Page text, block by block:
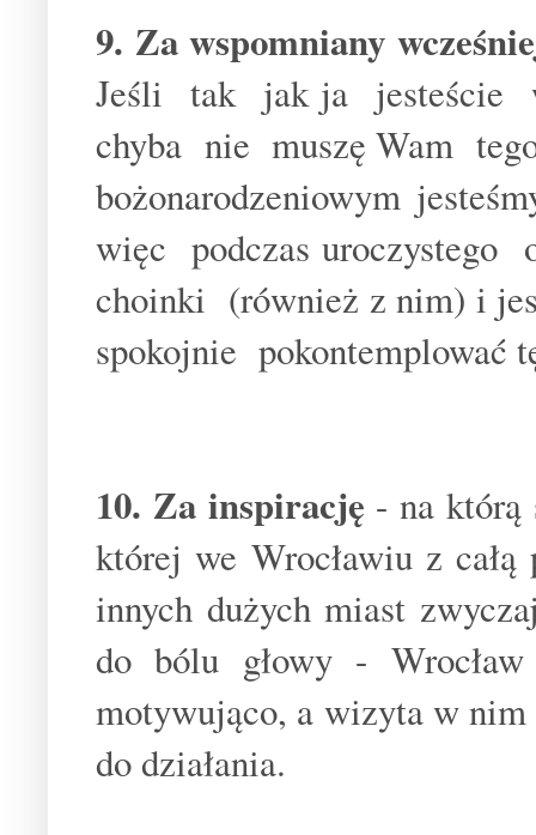
9. Za wspomniany
Jeśli tak jak ja jesteście
chyba nie muszę Wam
bożonarodzeniowym
więc podczas uroczystego
choinki (również z nim) i
spokojnie pokontemplować
10. Za inspirację - na którą
której we Wrocławiu z
innych dużych miast
do bólu głowy -
motywująco, a wizyta w nim
do działania.